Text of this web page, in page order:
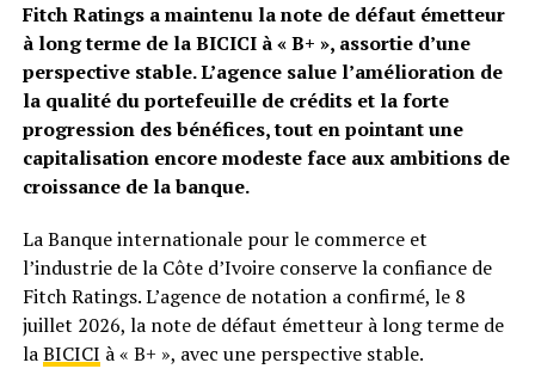
Fitch Ratings a maintenu la note de défaut émetteur
à long terme de la BICICI à « B+ », assortie d’une
perspective stable. L’agence salue l’amélioration de
la qualité du portefeuille de crédits et la forte
progression des bénéfices, tout en pointant une
capitalisation encore modeste face aux ambitions de
croissance de la banque.
La Banque internationale pour le commerce et
l’industrie de la Côte d’Ivoire conserve la confiance de
Fitch Ratings. L’agence de notation a confirmé, le 8
juillet 2026, la note de défaut émetteur à long terme de
laBICICI à « B+ », avec une perspective stable.